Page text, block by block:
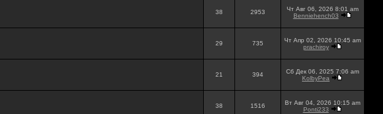
38 2953
Чт Авг 06, 2026 8:01 am
Benniehench03
29 735
Чт Апр 02, 2026 10:45 am
prachiroy
21 394
Сб Дек 06, 2025 7:06 am
KolbyPea
38 1516
Вт Авг 04, 2026 10:15 am
Ponti233